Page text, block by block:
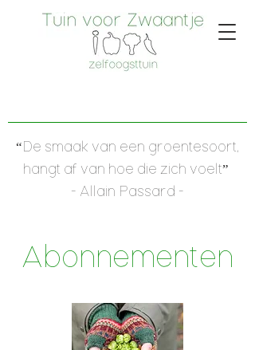
“De smaak van een groentesoort,
hangt af van hoe die zich voelt”
- Allain Passard -
Abonnementen